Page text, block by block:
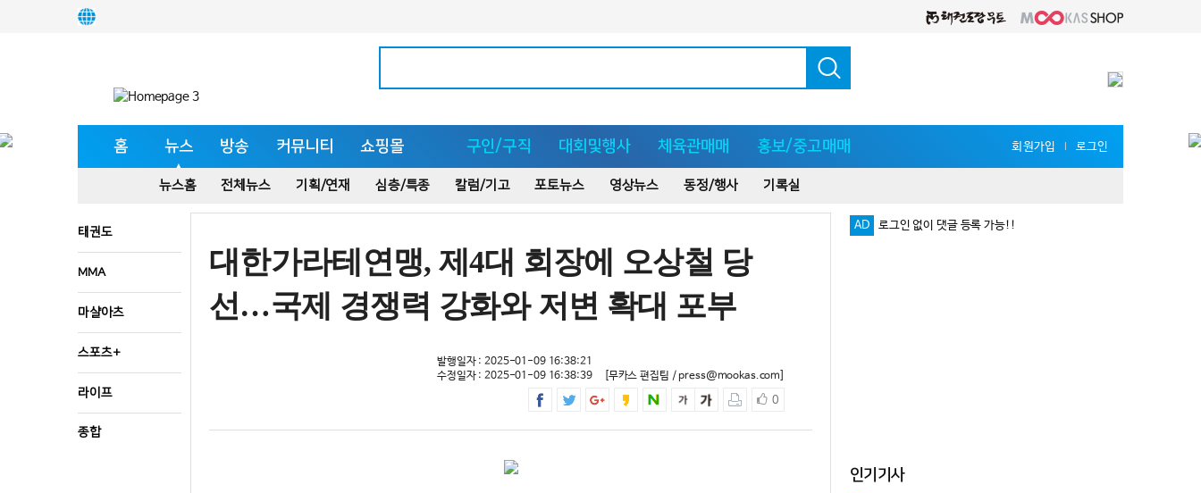
홈 뉴스 방송 커뮤니티 쇼핑몰 구인/구직 대회및행사 체육관매매 홍보/중고매매 회원가입 l 로그인
뉴스홈 전체뉴스 기획/연재 심층/특종 칼럼/기고 포토뉴스 영상뉴스 동정/행사 기록실
태권도
MMA
마샬아츠
스포츠+
라이프
종합
대한가라테연맹, 제4대 회장에 오상철 당
선…국제 경쟁력 강화와 저변 확대 포부
발행일자 : 2025-01-09 16:38:21
수정일자 : 2025-01-09 16:38:39
[무카스 편집팀 / press@mookas.com]
0
AD 로그인 없이 댓글 등록 가능!!
인기기사